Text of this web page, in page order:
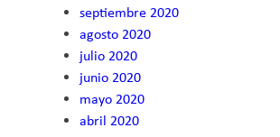
septiembre 2020
agosto 2020
julio 2020
junio 2020
mayo 2020
abril 2020